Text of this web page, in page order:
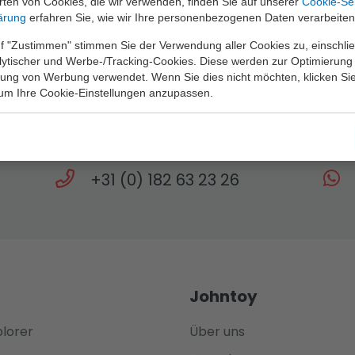
erfahren Sie, wie wir Ihre personenbezogenen Daten verarbeiten.
"Zustimmen" stimmen Sie der Verwendung aller Cookies zu,
und Werbe-/Tracking-Cookies. Diese werden zur
von Werbung verwendet. Wenn Sie dies nicht möchten, klicken
Ihre Cookie-Einstellungen anzupassen.
Brauchen Sie Hilfe?
steht Ihnen unser Team bis 17 Uhr zur
+31 (0) 182 63 23 26
Johntoy
Über uns